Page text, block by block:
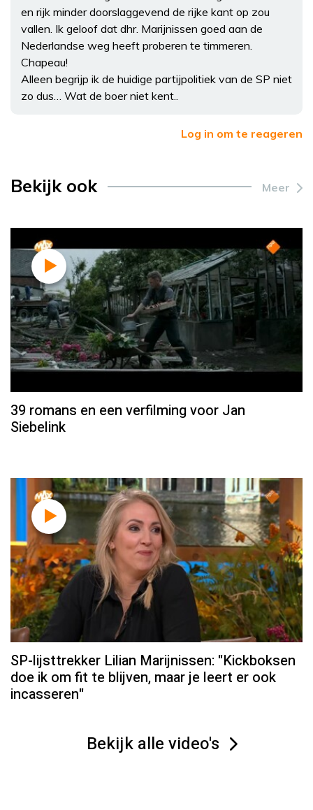
en rijk minder doorslaggevend de rijke kant op zou
vallen. Ik geloof dat dhr. Marijnissen goed aan de
Nederlandse weg heeft proberen te timmeren.
Chapeau!
Alleen begrijp ik de huidige partijpolitiek van de SP niet
zo dus… Wat de boer niet kent..
Log in om te reageren
Bekijk ook Meer
39 romans en een verfilming voor Jan
Siebelink
SP-lijsttrekker Lilian Marijnissen: "Kickboksen
doe ik om fit te blijven, maar je leert er ook
incasseren"
Bekijk alle video's